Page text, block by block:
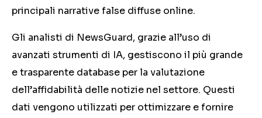
principali narrative false diffuse online.
Gli analisti di NewsGuard, grazie all’uso di
avanzati strumenti di IA, gestiscono il più grande
e trasparente database per la valutazione
dell’affidabilità delle notizie nel settore. Questi
dati vengono utilizzati per ottimizzare e fornire